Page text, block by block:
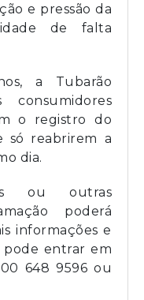
e pressão da
de falta
a Tubarão
consumidores
o registro do
só reabrirem a
dia.
ou outras
poderá
informações e
pode entrar em
648 9596 ou